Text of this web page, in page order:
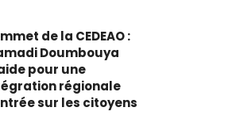
de la CEDEAO :
Doumbouya
pour une
régionale
sur les citoyens